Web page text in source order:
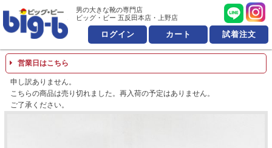
男の大きな靴の専門店 ビッ
男の大きな靴の専門店
ビッグ・ビー 五反田本店・上野店
ログイン カート 試着注文
営業日はこちら
申し訳ありません。
こちらの商品は売り切れました。再入荷の予定はありません。
ご了承ください。